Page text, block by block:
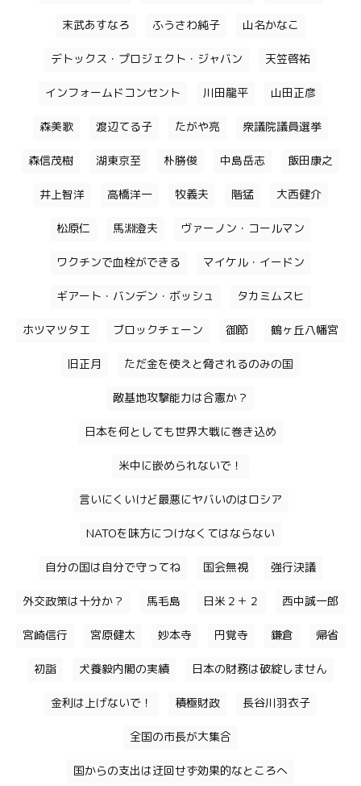
末武あすなろ ふうさわ純子 山名かなこ
デトックス・プロジェクト・ジャバン 天笠啓祐
インフォームドコンセント 川田龍平 山田正彦
森美歌 渡辺てる子 たがや亮 衆議院議員選挙
森信茂樹 湖東京至 朴勝俊 中島岳志 飯田康之
井上智洋 高橋洋一 牧義夫 階猛 大西健介
松原仁 馬淵澄夫 ヴァーノン・コールマン
ワクチンで血栓ができる マイケル・イードン
ギアート・バンデン・ボッシュ タカミムスヒ
ホツマツタエ ブロックチェーン 御節 鶴ヶ丘八幡宮
旧正月 ただ金を使えと脅されるのみの国
敵基地攻撃能力は合憲か？
日本を何としても世界大戦に巻き込め
米中に嵌められないで！
言いにくいけど最悪にヤバいのはロシア
NATOを味方につけなくてはならない
自分の国は自分で守ってね 国会無視 強行決議
外交政策は十分か？ 馬毛島 日米２＋２ 西中誠一郎
宮崎信行 宮原健太 妙本寺 円覚寺 鎌倉 帰省
初詣 犬養毅内閣の実績 日本の財務は破綻しません
金利は上げないで！ 積極財政 長谷川羽衣子
全国の市長が大集合
国からの支出は迂回せず効果的なところへ